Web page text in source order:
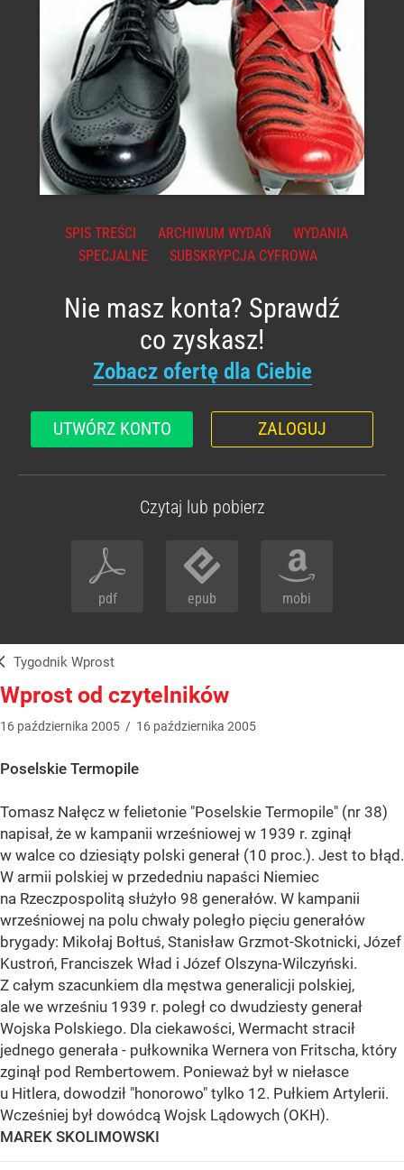
SPIS TREŚCI ARCHIWUM WYDAŃ
WYDANIA
SPECJALNE
SUBSKRYPCJA CYFROWA
Nie masz konta? Sprawdź
co zyskasz!
Zobacz ofertę dla Ciebie
UTWÓRZ KONTO ZALOGUJ
Czytaj lub pobierz
pdf epub mobi
Tygodnik Wprost
Wprost od czytelników
16 października 2005 / 16 października 2005
Poselskie Termopile
Tomasz Nałęcz w felietonie "Poselskie Termopile" (nr 38)
napisał, że w kampanii wrześniowej w 1939 r. zginął
w walce co dziesiąty polski generał (10 proc.). Jest to błąd.
W armii polskiej w przededniu napaści Niemiec
na Rzeczpospolitą służyło 98 generałów. W kampanii
wrześniowej na polu chwały poległo pięciu generałów
brygady: Mikołaj Bołtuś, Stanisław Grzmot-Skotnicki, Józef
Kustroń, Franciszek Wład i Józef Olszyna-Wilczyński.
Z całym szacunkiem dla męstwa generalicji polskiej,
ale we wrześniu 1939 r. poległ co dwudziesty generał
Wojska Polskiego. Dla ciekawości, Wermacht stracił
jednego generała - pułkownika Wernera von Fritscha, który
zginął pod Rembertowem. Ponieważ był w niełasce
u Hitlera, dowodził "honorowo" tylko 12. Pułkiem Artylerii.
Wcześniej był dowódcą Wojsk Lądowych (OKH).
MAREK SKOLIMOWSKI